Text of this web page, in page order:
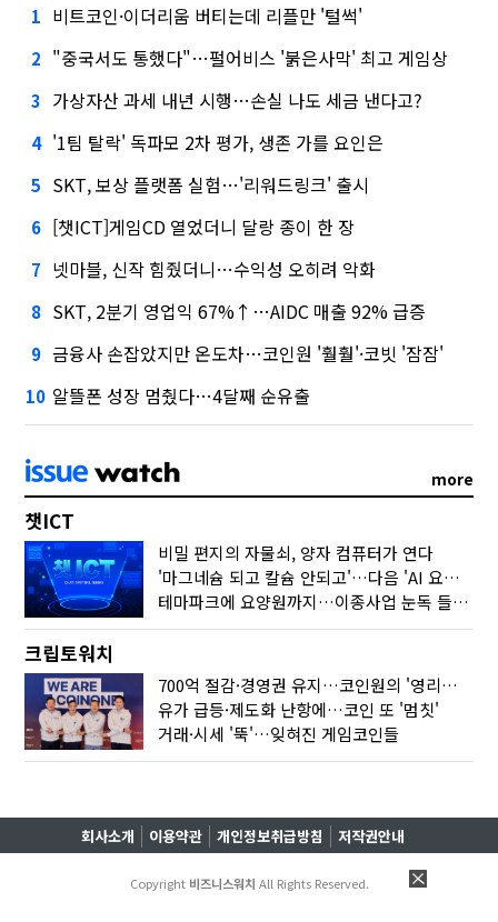
1 비트코인·이더리움 버티는데 리플만 '털썩'
2 "중국서도 통했다"…펄어비스 '붉은사막' 최고 게임상
3 가상자산 과세 내년 시행…손실 나도 세금 낸다고?
4 '1팀 탈락' 독파모 2차 평가, 생존 가를 요인은
5 SKT, 보상 플랫폼 실험…'리워드링크' 출시
6 [챗ICT]게임CD 열었더니 달랑 종이 한 장
7 넷마블, 신작 힘줬더니…수익성 오히려 악화
8 SKT, 2분기 영업익 67%↑…AIDC 매출 92% 급증
9 금융사 손잡았지만 온도차…코인원 '훨훨'·코빗 '잠잠'
10 알뜰폰 성장 멈췄다…4달째 순유출
more
챗ICT
비밀 편지의 자물쇠, 양자 컴퓨터가 연다
'마그네슘 되고 칼슘 안되고'…다음 'AI 요약' 갈 길은
테마파크에 요양원까지…이종사업 눈독 들이는 게임사
크립토워치
700억 절감·경영권 유지…코인원의 '영리한 딜'
유가 급등·제도화 난항에…코인 또 '멈칫'
거래·시세 '뚝'…잊혀진 게임코인들
회사소개 이용약관 개인정보취급방침 저작권안내
Copyright 비즈니스워치 All Rights Reserved.